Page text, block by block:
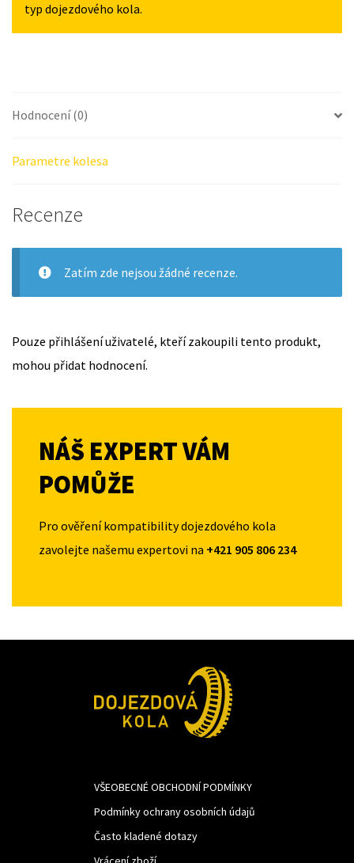
typ dojezdového kola.
Hodnocení (0)
Parametre kolesa
Recenze
Zatím zde nejsou žádné recenze.
Pouze přihlášení uživatelé, kteří zakoupili tento produkt,
mohou přidat hodnocení.
NÁŠ EXPERT VÁM
POMŮŽE
Pro ověření kompatibility dojezdového kola
zavolejte našemu expertovi na +421 905 806 234
VŠEOBECNÉ OBCHODNÍ PODMÍNKY
Podmínky ochrany osobních údajů
Často kladené dotazy